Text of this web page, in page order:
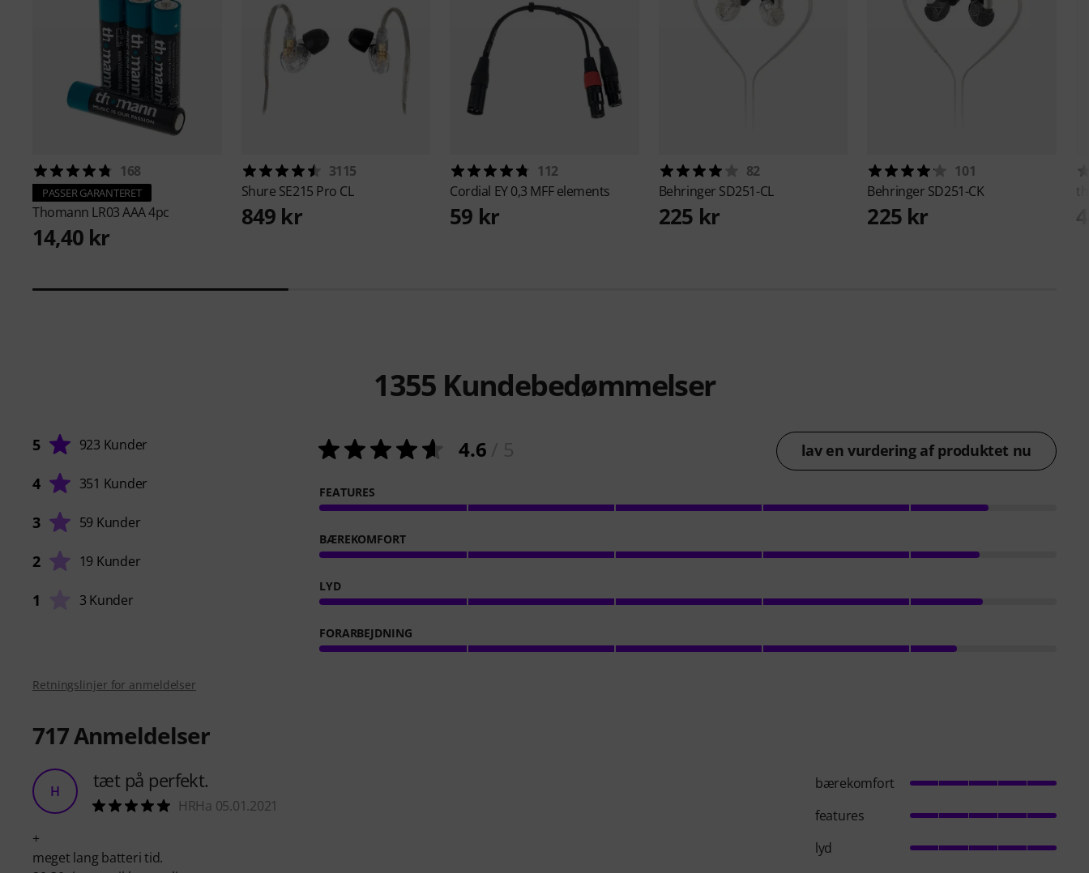
168
PASSER GARANTERET
Thomann LR03 AAA 4pc
14,40 kr
3115
Shure SE215 Pro CL
849 kr
112
Cordial EY 0,3 MFF elements
59 kr
82
Behringer SD251-CL
225 kr
101
Behringer SD251-CK
225 kr
1355 Kundebedømmelser
5 923 Kunder
4 351 Kunder
3 59 Kunder
2 19 Kunder
1 3 Kunder
4.6 lav en vurdering af produktet nu
FEATURES
BÆREKOMFORT
LYD
FORARBEJDNING
Retningslinjer for anmeldelser
717Anmeldelser
H tæt på perfekt.
HRHa 05.01.2021
+
meget lang batteri tid.
bærekomfort
features
lyd